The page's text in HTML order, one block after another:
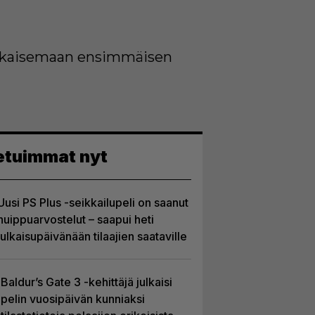
ensimmäisen
nyt
PS Plus -seikkailupeli on saanut
– saapui heti
tilaajien saataville
Baldur’s Gate 3 -kehittäjä julkaisi
pelin vuosipäivän kunniaksi